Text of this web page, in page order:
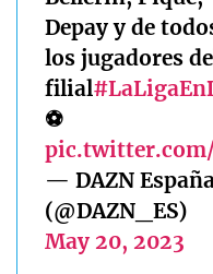
Depay y de
los jugadores
filial
⚽
pic.twitter.com/
— DAZN
(@DAZN_ES)
May 20, 2023